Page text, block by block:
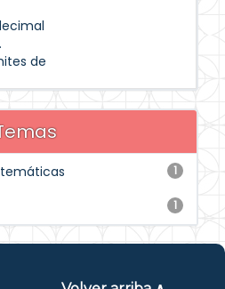
de
1
1